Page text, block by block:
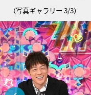
（写真ギャラリー 3/3）